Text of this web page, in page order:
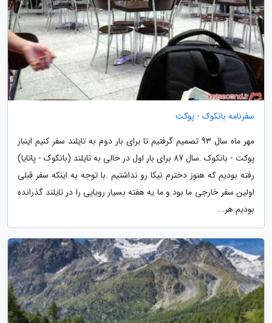
سفرنامه بانکوک - پوکت
مهر ماه سال 93 تصمیم گرفتیم تا برای بار دوم به تایلند سفر کنیم اینبار
پوکت - بانکوک .سال 87 برای بار اول در حالی به تایلند (بانکوک - پاتایا)
رفته بودیم که هنوز دخترم نیکا رو نداشتیم .با توجه به اینکه سفر قبلی
اولین سفر خارجی ما بود و ما یه هفته بسیار رویایی را در تایلند گذرانده
بودیم هر...